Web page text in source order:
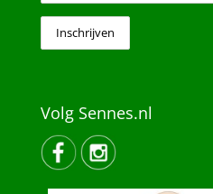
Volg Sennes.nl